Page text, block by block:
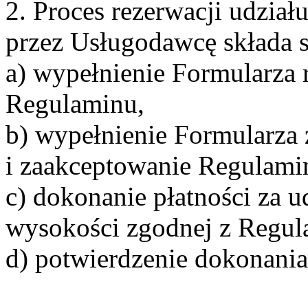
2. Proces rezerwacji
przez Usługodawcę
a) wypełnienie
Regulaminu,
b) wypełnienie Formularza
i zaakceptowanie
c) dokonanie płatności za
wysokości zgodnej z
d) potwierdzenie